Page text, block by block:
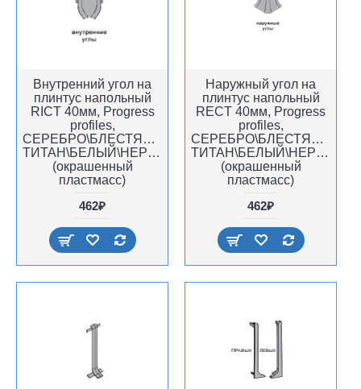
Внутренний угол на
плинтус напольный
RICT 40мм, Progress
profiles,
СЕРЕБРО\БЛЕСТЯЩИЙ
ТИТАН\БЕЛЫЙ\НЕРЖАВЕЙКА,
(окрашенный
пластмасс)
462₽
Наружный угол на
плинтус напольный
RECT 40мм, Progress
profiles,
СЕРЕБРО\БЛЕСТЯЩИЙ
(окрашенный
пластмасс)
462₽